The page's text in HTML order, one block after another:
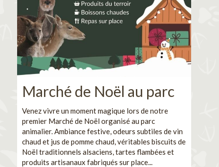
Marché de Noël au parc
Venez vivre un moment magique lors de notre
premier Marché de Noël organisé au parc
animalier. Ambiance festive, odeurs subtiles de vin
chaud et jus de pomme chaud, véritables biscuits de
Noël traditionnels alsaciens, tartes flambées et
produits artisanaux fabriqués sur place...